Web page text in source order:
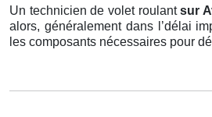
Un technicien de volet roulantsur
alors, généralement dans l’délai
les composants nécessaires pour